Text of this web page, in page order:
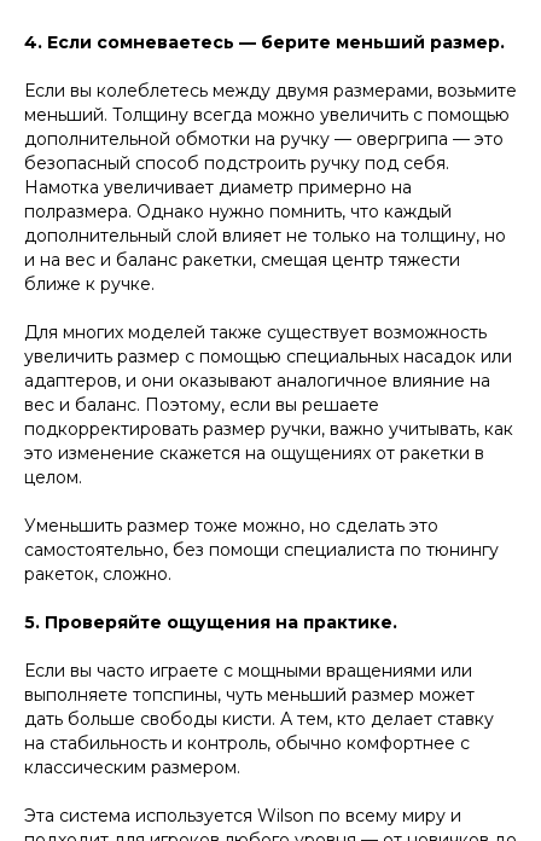
4. Если сомневаетесь — берите меньший размер.
Если вы колеблетесь между двумя размерами, возьмите
меньший. Толщину всегда можно увеличить с помощью
дополнительной обмотки на ручку — овергрипа — это
безопасный способ подстроить ручку под себя.
Намотка увеличивает диаметр примерно на
полразмера. Однако нужно помнить, что каждый
дополнительный слой влияет не только на толщину, но
и на вес и баланс ракетки, смещая центр тяжести
ближе к ручке.
Для многих моделей также существует возможность
увеличить размер с помощью специальных насадок или
адаптеров, и они оказывают аналогичное влияние на
вес и баланс. Поэтому, если вы решаете
подкорректировать размер ручки, важно учитывать, как
это изменение скажется на ощущениях от ракетки в
целом.
Уменьшить размер тоже можно, но сделать это
самостоятельно, без помощи специалиста по тюнингу
ракеток, сложно.
5. Проверяйте ощущения на практике.
Если вы часто играете с мощными вращениями или
выполняете топспины, чуть меньший размер может
дать больше свободы кисти. А тем, кто делает ставку
на стабильность и контроль, обычно комфортнее с
классическим размером.
Эта система используется Wilson по всему миру и